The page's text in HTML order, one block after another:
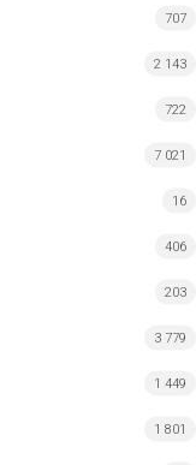
707
2 143
722
7 021
16
406
203
3 779
1 449
1 801